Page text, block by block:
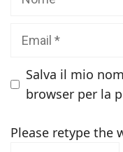
Email
Salva il mio
browser per la
Please retype the